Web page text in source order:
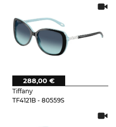
Tiffany
TF4121B - 80559S
288,00 €